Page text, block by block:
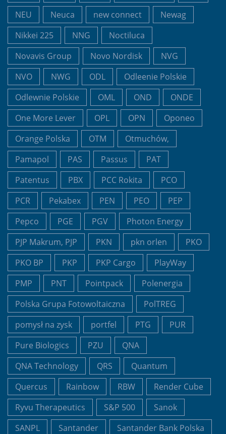
NEU
Neuca new connect
Newag
Nikkei 225
NNG
Noctiluca
Novavis Group
Novo Nordisk
NVG
NVO
NWG ODL
Odleenie Polskie
Odlewnie Polskie
OML OND
ONDE
One More Lever
OPL OPN
Oponeo
Orange Polska
OTM
Otmuchów,
Pamapol
PAS Passus
PAT
Patentus
PBX PCC Rokita
PCO
PCR
Pekabex PEN PEO
PEP
Pepco
PGE PGV
Photon Energy
PJP Makrum, PJP
PKN pkn orlen
PKO
PKO BP
PKP PKP Cargo
PlayWay
PMP
PNT Pointpack
Polenergia
Polska Grupa Fotowoltaiczna
PolTREG
pomysł na zysk
portfel PTG
PUR
Pure Biologics
PZU
QNA
QNA Technology
QRS
Quantum
Quercus
Rainbow RBW
Render Cube
Ryvu Therapeutics
S&P 500
Sanok
SANPL
Santander
Santander Bank Polska